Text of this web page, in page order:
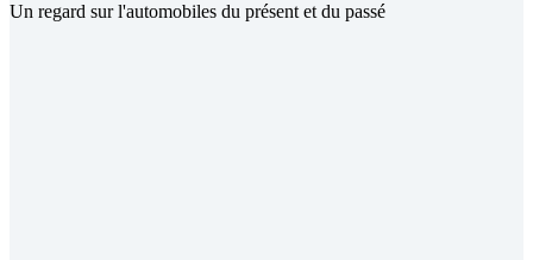
Un regard sur l'automobiles du présent et du passé